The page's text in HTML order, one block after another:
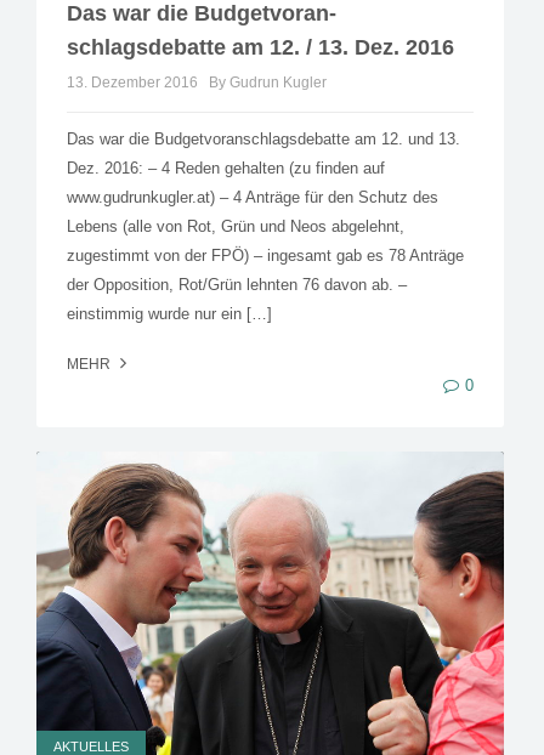
Das war die Budgetvoran-
schlagsdebatte am 12. / 13. Dez. 2016
13. Dezember 2016 By Gudrun Kugler
Das war die Budgetvoranschlagsdebatte am 12. und 13.
Dez. 2016: – 4 Reden gehalten (zu finden auf
www.gudrunkugler.at) – 4 Anträge für den Schutz des
Lebens (alle von Rot, Grün und Neos abgelehnt,
zugestimmt von der FPÖ) – ingesamt gab es 78 Anträge
der Opposition, Rot/Grün lehnten 76 davon ab. –
einstimmig wurde nur ein […]
MEHR
0
AKTUELLES